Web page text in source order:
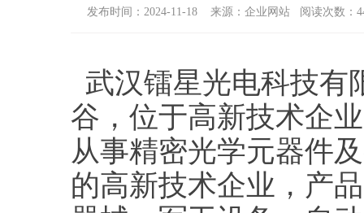
发布时间：2024-11-18 来源：企业网站 阅读次数：
武汉镭星光电科技有
谷，位于高新技术企
从事精密光学元器件
的高新技术企业，产